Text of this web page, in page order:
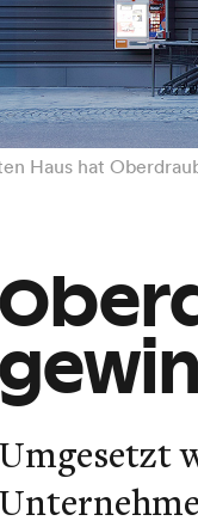
Haus hat
Umgesetzt